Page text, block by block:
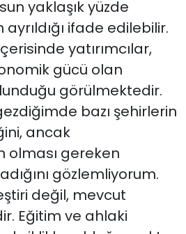
yaklaşık yüzde
ayrıldığı ifade edilebilir.
yatırımcılar,
gücü olan
görülmektedir.
bazı şehirlerin
ancak
olması gereken
gözlemliyorum.
değil, mevcut
Eğitim ve ahlaki